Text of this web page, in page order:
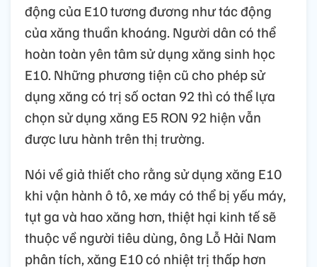
động của E10 tương đương như tác động
của xăng thuần khoáng. Người dân có thể
hoàn toàn yên tâm sử dụng xăng sinh học
E10. Những phương tiện cũ cho phép sử
dụng xăng có trị số octan 92 thì có thể lựa
chọn sử dụng xăng E5 RON 92 hiện vẫn
được lưu hành trên thị trường.
Nói về giả thiết cho rằng sử dụng xăng E10
khi vận hành ô tô, xe máy có thể bị yếu máy,
tụt ga và hao xăng hơn, thiệt hại kinh tế sẽ
thuộc về người tiêu dùng, ông Lỗ Hải Nam
phân tích, xăng E10 có nhiệt trị thấp hơn